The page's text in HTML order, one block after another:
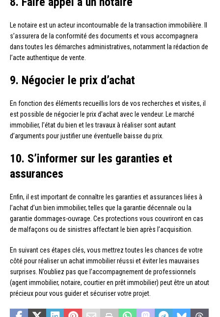
Le notaire est un acteur incontournable de la transaction immobilière. Il
s’assurera de la conformité des documents et vous accompagnera
dans toutes les démarches administratives, notamment la rédaction de
l’acte authentique de vente.
9. Négocier le prix d’achat
En fonction des éléments recueillis lors de vos recherches et visites, il
est possible de négocier le prix d’achat avec le vendeur. Le marché
immobilier, l’état du bien et les travaux à réaliser sont autant
d’arguments pour justifier une éventuelle baisse du prix.
10. S’informer sur les garanties et
assurances
Enfin, il est important de connaître les garanties et assurances liées à
l’achat d’un bien immobilier, telles que la garantie décennale ou la
garantie dommages-ouvrage. Ces protections vous couvriront en cas
de malfaçons ou de sinistres affectant le bien après l’acquisition.
En suivant ces étapes clés, vous mettrez toutes les chances de votre
côté pour réaliser un achat immobilier réussi et éviter les mauvaises
surprises. N’oubliez pas que l’accompagnement de professionnels
(agent immobilier, notaire, courtier en prêt immobilier) peut être un atout
précieux pour vous guider et sécuriser votre projet.